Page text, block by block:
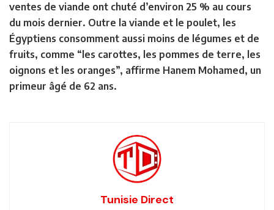
ventes de viande ont chuté d’environ 25 % au cours
du mois dernier. Outre la viande et le poulet, les
Égyptiens consomment aussi moins de légumes et de
fruits, comme “les carottes, les pommes de terre, les
oignons et les oranges”, affirme Hanem Mohamed, un
primeur âgé de 62 ans.
Tunisie Direct